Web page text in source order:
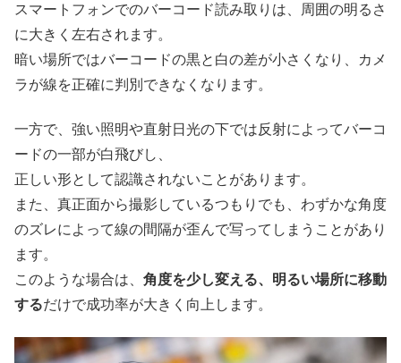
スマートフォンでのバーコード読み取りは、周囲の明るさ
に大きく左右されます。
暗い場所ではバーコードの黒と白の差が小さくなり、カメ
ラが線を正確に判別できなくなります。
一方で、強い照明や直射日光の下では反射によってバーコ
ードの一部が白飛びし、
正しい形として認識されないことがあります。
また、真正面から撮影しているつもりでも、わずかな角度
のズレによって線の間隔が歪んで写ってしまうことがあり
ます。
このような場合は、 角度を少し変える、明るい場所に移動
するだけで成功率が大きく向上します。